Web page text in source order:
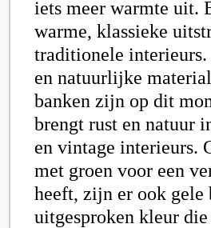
iets meer warmte uit.
warme, klassieke
traditionele
en natuurlijke
banken zijn op dit
brengt rust en natuur
en vintage interieurs.
met groen voor een
heeft, zijn er ook
uitgesproken kleur